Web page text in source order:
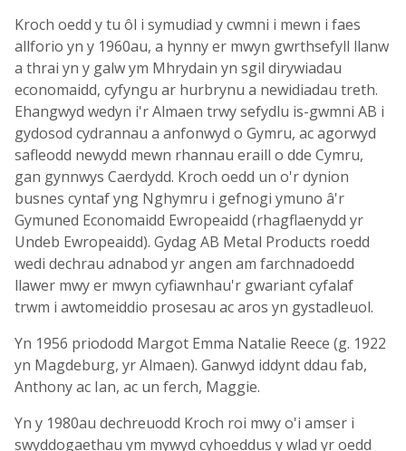
Kroch oedd y tu ôl i symudiad y cwmni i mewn i faes
allforio yn y 1960au, a hynny er mwyn gwrthsefyll llanw
a thrai yn y galw ym Mhrydain yn sgil dirywiadau
economaidd, cyfyngu ar hurbrynu a newidiadau treth.
Ehangwyd wedyn i'r Almaen trwy sefydlu is-gwmni AB i
gydosod cydrannau a anfonwyd o Gymru, ac agorwyd
safleodd newydd mewn rhannau eraill o dde Cymru,
gan gynnwys Caerdydd. Kroch oedd un o'r dynion
busnes cyntaf yng Nghymru i gefnogi ymuno â'r
Gymuned Economaidd Ewropeaidd (rhagflaenydd yr
Undeb Ewropeaidd). Gydag AB Metal Products roedd
wedi dechrau adnabod yr angen am farchnadoedd
llawer mwy er mwyn cyfiawnhau'r gwariant cyfalaf
trwm i awtomeiddio prosesau ac aros yn gystadleuol.
Yn 1956 priododd Margot Emma Natalie Reece (g. 1922
yn Magdeburg, yr Almaen). Ganwyd iddynt ddau fab,
Anthony ac Ian, ac un ferch, Maggie.
Yn y 1980au dechreuodd Kroch roi mwy o'i amser i
swyddogaethau ym mywyd cyhoeddus y wlad yr oedd